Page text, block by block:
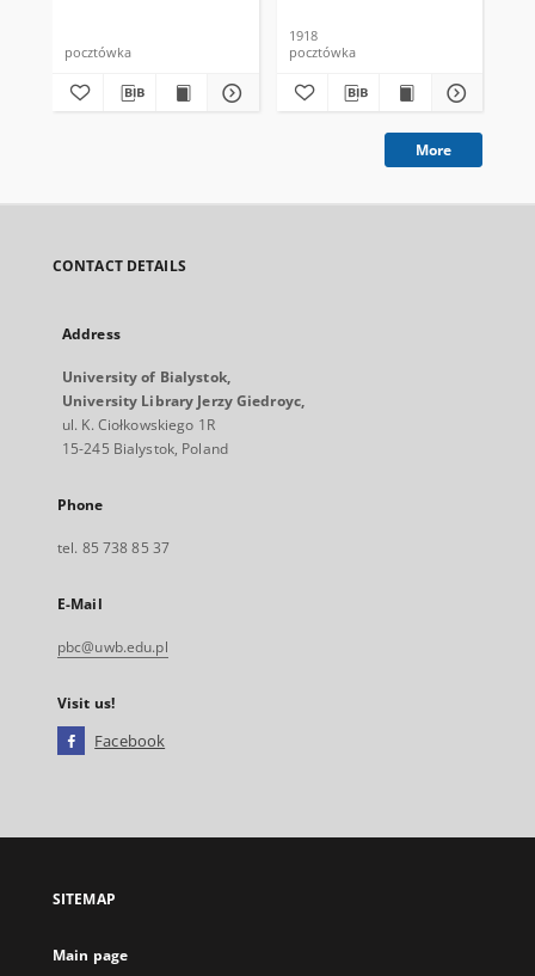
pocztówka
1918
pocztówka
More
CONTACT DETAILS
Address
University of Bialystok,
University Library Jerzy Giedroyc,
ul. K. Ciołkowskiego 1R
15-245 Bialystok, Poland
Phone
tel. 85 738 85 37
E-Mail
pbc@uwb.edu.pl
Visit us!
Facebook
open
new
SITEMAP
Main page